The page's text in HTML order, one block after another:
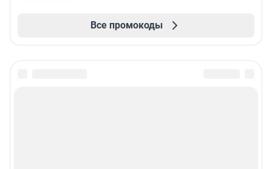
Все промокоды